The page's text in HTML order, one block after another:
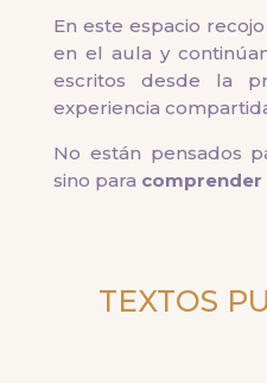
En este espacio
en el aula y
escritos desde la
experiencia
No están pensados
sino para comprender
TEXTOS